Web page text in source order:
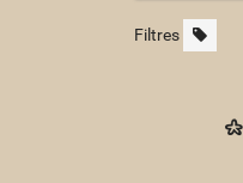
Filtres